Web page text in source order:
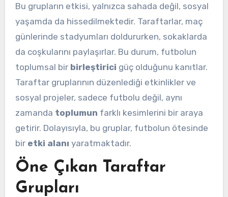
Bu grupların etkisi, yalnızca sahada değil, sosyal
yaşamda da hissedilmektedir. Taraftarlar, maç
günlerinde stadyumları doldururken, sokaklarda
da coşkularını paylaşırlar. Bu durum, futbolun
toplumsal bir birleştirici güç olduğunu kanıtlar.
Taraftar gruplarının düzenlediği etkinlikler ve
sosyal projeler, sadece futbolu değil, aynı
zamanda toplumun farklı kesimlerini bir araya
getirir. Dolayısıyla, bu gruplar, futbolun ötesinde
bir etki alanı yaratmaktadır.
Öne Çıkan Taraftar
Grupları